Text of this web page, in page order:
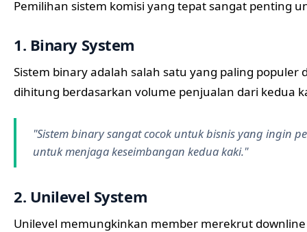
Pemilihan sistem komisi yang tepat sangat penting
1. Binary System
Sistem binary adalah salah satu yang paling
dihitung berdasarkan volume penjualan dari kedua
"Sistem binary sangat cocok untuk bisnis yang ingin
untuk menjaga keseimbangan kedua kaki."
2. Unilevel System
Unilevel memungkinkan member merekrut